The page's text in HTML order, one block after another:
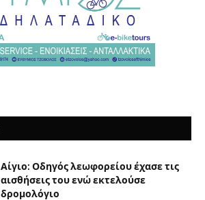
Αίγιο: Οδηγός λεωφορείου έχασε τις
αισθήσεις του ενώ εκτελούσε
δρομολόγιο